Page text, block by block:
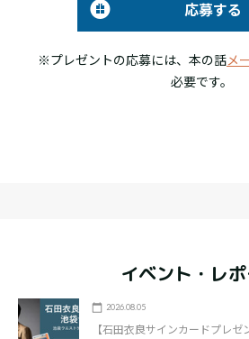
応募する
※プレゼントの応募には、本の話メ
必要です。
イベント・レ
2026.08.05
【石田衣良サインカードプレ